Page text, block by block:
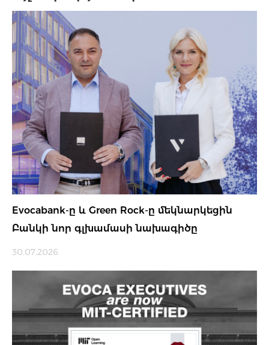
Evocabank-ը և Green Rock-ը մեկնարկեցին
Բանկի նոր գլխամասի նախագիծը
30.07.2026